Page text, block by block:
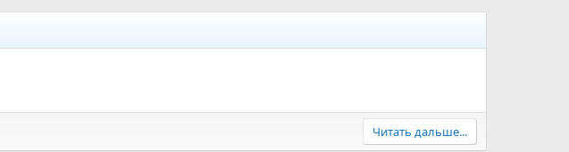
Читать дальше...